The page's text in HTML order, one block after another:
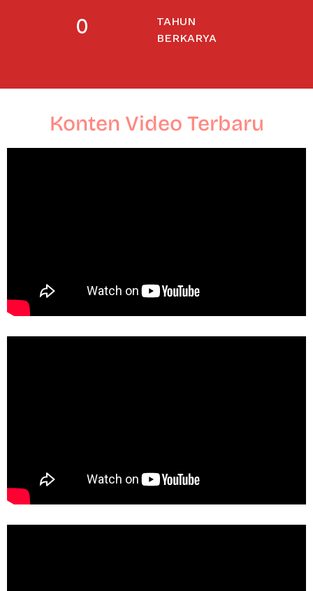
0
TAHUN
BERKARYA
Konten Video Terbaru